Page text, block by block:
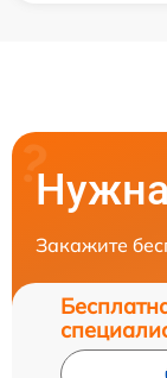
Закажите